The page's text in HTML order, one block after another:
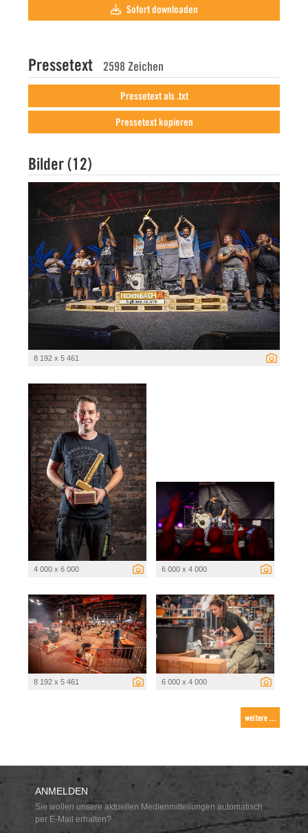
Sofort downloaden
Pressetext 2598 Zeichen
Pressetext als .txt
Pressetext kopieren
Bilder (12)
8 192 x 5 461
4 000 x 6 000 6 000 x 4 000
8 192 x 5 461 6 000 x 4 000
weitere ...
ANMELDEN
Sie wollen unsere aktuellen Medienmitteilungen automatisch
per E-Mail erhalten?